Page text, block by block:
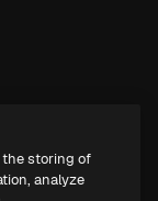
the storing of
analyze